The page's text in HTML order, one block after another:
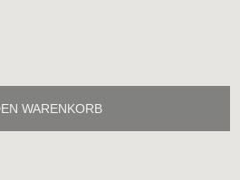
WARENKORB